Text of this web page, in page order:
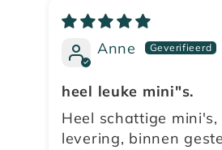
Anne
heel leuke mini"s.
Heel schattige mini's,
levering, binnen